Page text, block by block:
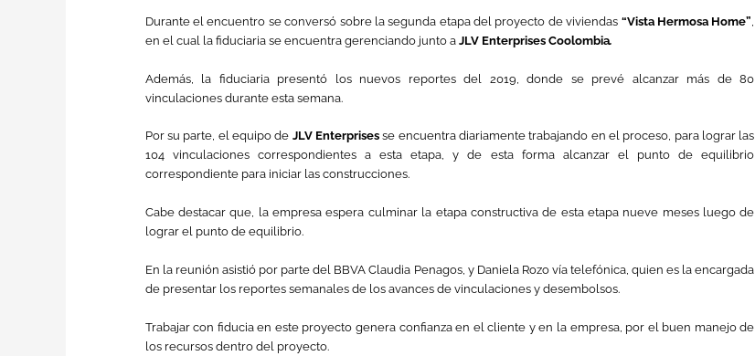
Durante el encuentro se conversó sobre la segunda etapa del proyecto de viviendas “Vista Hermosa Home”
en el cual la fiduciaria se encuentra gerenciando junto a JLV Enterprises Coolombia.
Además, la fiduciaria presentó los nuevos reportes del 2019, donde se prevé alcanzar más de 80
vinculaciones durante esta semana.
Por su parte, el equipo de JLV Enterprises se encuentra diariamente trabajando en el proceso, para lograr las
104 vinculaciones correspondientes a esta etapa, y de esta forma alcanzar el punto de equilibrio
correspondiente para iniciar las construcciones.
Cabe destacar que, la empresa espera culminar la etapa constructiva de esta etapa nueve meses luego de
lograr el punto de equilibrio.
En la reunión asistió por parte del BBVA Claudia Penagos, y Daniela Rozo vía telefónica, quien es la encargada
de presentar los reportes semanales de los avances de vinculaciones y desembolsos.
Trabajar con fiducia en este proyecto genera confianza en el cliente y en la empresa, por el buen manejo de
los recursos dentro del proyecto.